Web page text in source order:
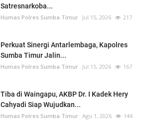
Satresnarkoba...
Humas Polres Sumba Timur Jul 15, 2026 217
Perkuat Sinergi Antarlembaga, Kapolres
Sumba Timur Jalin...
Humas Polres Sumba Timur Jul 15, 2026 167
Tiba di Waingapu, AKBP Dr. I Kadek Hery
Cahyadi Siap Wujudkan...
Humas Polres Sumba Timur Agu 1, 2026 144